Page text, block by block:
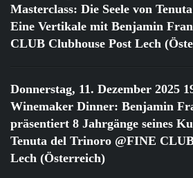
Masterclass: Die Seele von
Eine Vertikale mit Benjamin
CLUB Clubhouse Post Lech
Donnerstag, 11. Dezember 2025
Winemaker Dinner: Benjamin
präsentiert 8 Jahrgänge seines
Tenuta del Trinoro @FINE
Lech (Österreich)